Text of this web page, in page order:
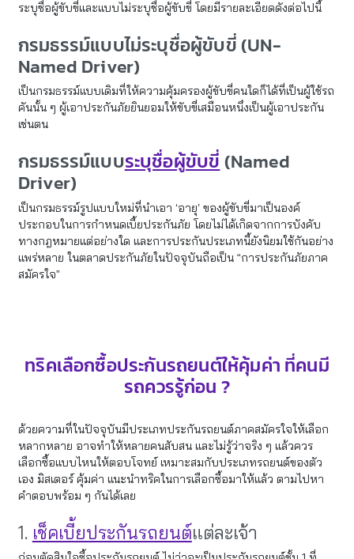
ระบุชื่อผู้ขับขี่และแบบไม่ระบุชื่อผู้ขับขี่ โดยมีรายละเอียดดังต่อไปนี้
กรมธรรม์แบบไม่ระบุชื่อผู้ขับขี่ (UN-
Named Driver)
เป็นกรมธรรม์แบบเดิมที่ให้ความคุ้มครองผู้ขับขี่คนใดก็ได้ที่เป็นผู้ใช้รถ
คันนั้น ๆ ผู้เอาประกันภัยยินยอมให้ขับขี่เสมือนหนึ่งเป็นผู้เอาประกัน
เช่นตน
กรมธรรม์แบบระบุชื่อผู้ขับขี่ (Named
Driver)
เป็นกรมธรรม์รูปแบบใหม่ที่นำเอา ‘อายุ’ ของผู้ขับขี่มาเป็นองค์
ประกอบในการกำหนดเบี้ยประกันภัย โดยไม่ได้เกิดจากการบังคับ
ทางกฎหมายแต่อย่างใด และการประกันประเภทนี้ยังนิยมใช้กันอย่าง
แพร่หลาย ในตลาดประกันภัยในปัจจุบันถือเป็น “การประกันภัยภาค
สมัครใจ”
ทริคเลือกซื้อประกันรถยนต์ให้คุ้มค่า ที่คนมี
รถควรรู้ก่อน ?
ด้วยความที่ในปัจจุบันมีประเภทประกันรถยนต์ภาคสมัครใจให้เลือก
หลากหลาย อาจทำให้หลายคนสับสน และไม่รู้ว่าจริง ๆ แล้วควร
เลือกซื้อแบบไหนให้ตอบโจทย์ เหมาะสมกับประเภทรถยนต์ของตัว
เอง มิสเตอร์ คุ้มค่า แนะนำทริคในการเลือกซื้อมาให้แล้ว ตามไปหา
คำตอบพร้อม ๆ กันได้เลย
1. เช็คเบี้ยประกันรถยนต์แต่ละเจ้า